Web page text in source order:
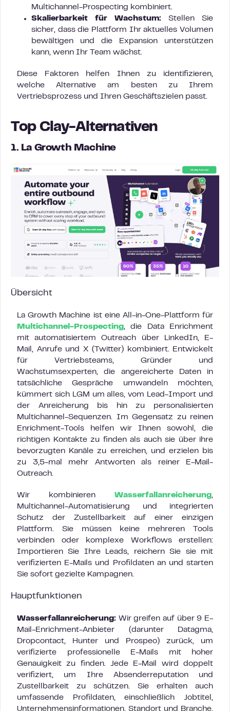
Multichannel-Prospecting kombiniert.
Skalierbarkeit für Wachstum: Stellen Sie
sicher, dass die Plattform Ihr aktuelles Volumen
bewältigen und die Expansion unterstützen
kann, wenn Ihr Team wächst.
Diese Faktoren helfen Ihnen zu identifizieren,
welche Alternative am besten zu Ihrem
Vertriebsprozess und Ihren Geschäftszielen passt.
Top Clay-Alternativen
1. La Growth Machine
Übersicht
La Growth Machine ist eine All-in-One-Plattform für
Multichannel-Prospecting, die Data Enrichment
mit automatisiertem Outreach über LinkedIn, E-
Mail, Anrufe und X (Twitter) kombiniert. Entwickelt
für Vertriebsteams, Gründer und
Wachstumsexperten, die angereicherte Daten in
tatsächliche Gespräche umwandeln möchten,
kümmert sich LGM um alles, vom Lead-Import und
der Anreicherung bis hin zu personalisierten
Multichannel-Sequenzen. Im Gegensatz zu reinen
Enrichment-Tools helfen wir Ihnen sowohl, die
richtigen Kontakte zu finden als auch sie über ihre
bevorzugten Kanäle zu erreichen, und erzielen bis
zu 3,5-mal mehr Antworten als reiner E-Mail-
Outreach.
Wir kombinieren Wasserfallanreicherung,
Multichannel-Automatisierung und integrierten
Schutz der Zustellbarkeit auf einer einzigen
Plattform. Sie müssen keine mehreren Tools
verbinden oder komplexe Workflows erstellen:
Importieren Sie Ihre Leads, reichern Sie sie mit
verifizierten E-Mails und Profildaten an und starten
Sie sofort gezielte Kampagnen.
Hauptfunktionen
Wasserfallanreicherung: Wir greifen auf über 9 E-
Mail-Enrichment-Anbieter (darunter Datagma,
Dropcontact, Hunter und Prospeo) zurück, um
verifizierte professionelle E-Mails mit hoher
Genauigkeit zu finden. Jede E-Mail wird doppelt
verifiziert, um Ihre Absenderreputation und
Zustellbarkeit zu schützen. Sie erhalten auch
umfassende Profildaten, einschließlich Jobtitel,
Unternehmensinformationen, Standort und Branche,